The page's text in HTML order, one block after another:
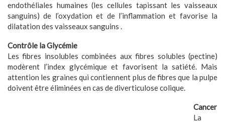
endothéliales humaines (les cellules tapissant les vaisseaux
sanguins) de l’oxydation et de l’inflammation et favorise la
dilatation des vaisseaux sanguins .
Contrôle la Glycémie
Les fibres insolubles combinées aux fibres solubles (pectine)
modèrent l’index glycémique et favorisent la satiété. Mais
attention les graines qui contiennent plus de fibres que la pulpe
doivent être éliminées en cas de diverticulose colique.
Cancer
La